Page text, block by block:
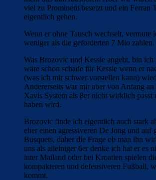
viel zu Prominent besetzt und ein Ferran
eigentlich gehen.
Wenn er ohne Tausch wechselt,
weniger als die geforderten 7 Mio zahlen.
Was Brozovic und Kessie angeht, bin ich
wäre schon schade für Kessie wenn er
(was ich mir schwer vorstellen kann)
Andererseits war mir aber von Anfang an
Xavis System als 8er nicht wirklich passt
haben wird.
Brozovic finde ich eigentlich auch stark
eher einen agressiveren De Jong und auf
Busquets, daher die Frage ob man ihn
uns als alleiniger 6er denke ich hat er es
inter Mailand oder bei Kroatien spielen
kompakteren und defensiveren Fußball,
kommt.